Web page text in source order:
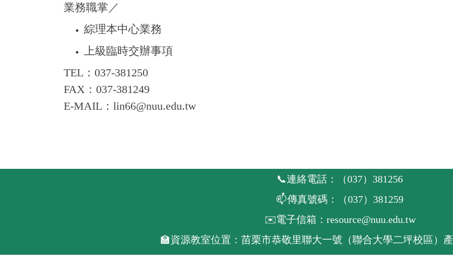
業務職掌／
綜理本中心業務
上級臨時交辦事項
TEL：037-381250
FAX：037-381249
E-MAIL：lin66@nuu.edu.tw
📞連絡電話：（037）381256
📫傳真號碼：（037）381259
✉️電子信箱：resource@nuu.edu.tw
🏫資源教室位置：苗栗市恭敬里聯大一號（聯合大學二坪校區）